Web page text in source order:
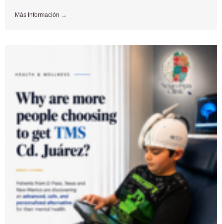
Más Información →